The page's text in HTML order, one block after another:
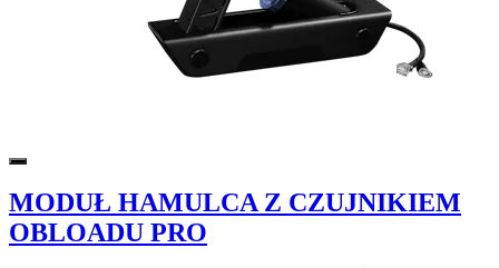
MODUŁ HAMULCA Z CZUJNIKIEM
OBLOADU PRO